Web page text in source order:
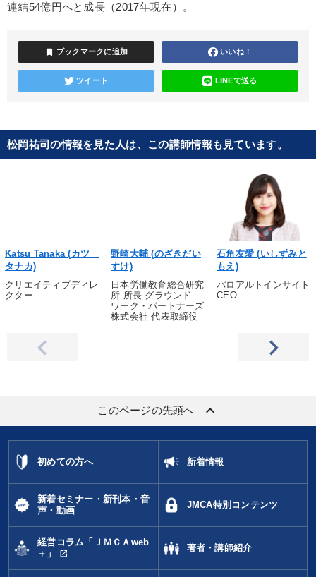
連結54億円へと成長（2017年現在）。
bookmark ブックマークに追加 いいね！
ツイート LINEで送る
松岡祐司の情報を見た人は、この講師情報も見ています。
Katsu Tanaka (カツ
タナカ)
クリエイティブディレ
クター
野崎大輔 (のざきだい
すけ)
日本労働教育総合研究
所 所長 グラウンド
ワーク・パートナーズ
株式会社 代表取締役
石角友愛 (いしずみと
もえ)
パロアルトインサイト
CEO
このページの先頭へ keyboard_arrow_up
初めての方へ 新着情報
新着セミナー・新刊本・音
声・動画
JMCA特別コンテンツ
経営コラム「ＪＭＣＡweb
＋」
open_in_new
著者・講師紹介